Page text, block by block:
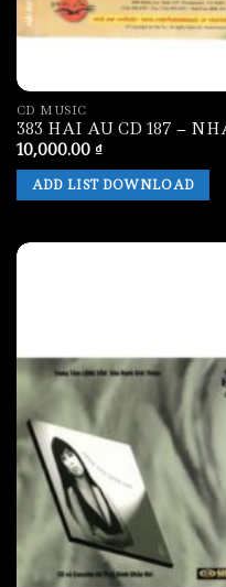
CD MUSIC
383 HAI AU CD 187 –
10,000.00 ₫
ADD LIST DOWNLOAD